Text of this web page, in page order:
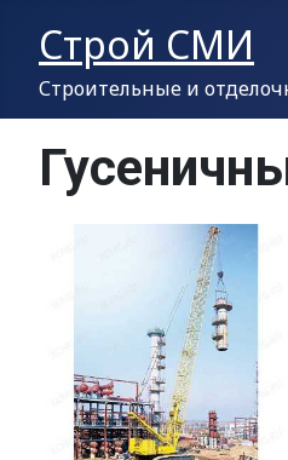
Строй СМИ
Строительные и